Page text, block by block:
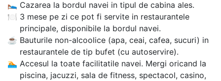
🛌 Cazarea la bordul navei in tipul de cabina ales.
🍽 3 mese pe zi ce pot fi servite in restaurantele
principale, disponibile la bordul navei.
☕ Bauturile non-alcoolice (apa, ceai, cafea, sucuri) in
restaurantele de tip bufet (cu autoservire).
🏊‍ Accesul la toate facilitatile navei. Mergi oricand la
piscina, jacuzzi, sala de fitness, spectacol, casino,